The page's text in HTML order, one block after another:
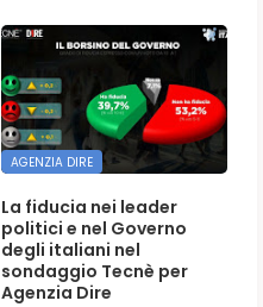
AGENZIA DIRE
La fiducia nei leader
politici e nel Governo
degli italiani nel
sondaggio Tecnè per
Agenzia Dire